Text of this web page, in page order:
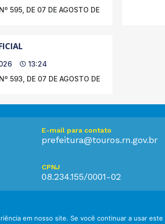
595, DE 07 DE AGOSTO DE
13:24
593, DE 07 DE AGOSTO DE
E-mail para contato
prefeitura@touros.rn.gov.br
CPNJ
08.234.155/0001-02
reservados.
em nosso site. Se você continuar a usar